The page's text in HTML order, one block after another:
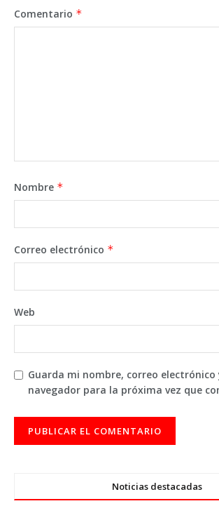
Comentario *
Nombre *
Correo electrónico *
Web
Guarda mi nombre, correo electrónico
navegador para la próxima vez que
Noticias destacadas